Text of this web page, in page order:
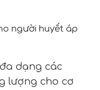
người huyết áp
dạng các
lượng cho cơ